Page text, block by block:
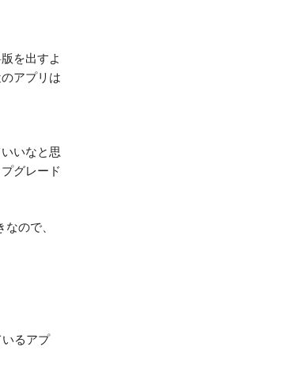
を出すよ
アプリは
いなと思
グレード
ので、
るアプ